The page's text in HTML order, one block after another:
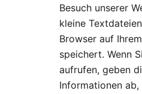
Besuch unserer
kleine
Browser auf
speichert. Wenn
aufrufen, geben
Informationen